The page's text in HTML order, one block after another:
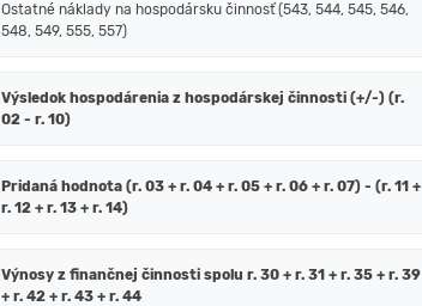
Ostatné náklady na hospodársku činnosť (543, 544, 545, 546,
548, 549, 555, 557)
Výsledok hospodárenia z hospodárskej činnosti (+/-) (r.
02 - r. 10)
Pridaná hodnota (r. 03 + r. 04 + r. 05 + r. 06 + r. 07) - (r. 11 +
r. 12 + r. 13 + r. 14)
Výnosy z finančnej činnosti spolu r. 30 + r. 31 + r. 35 + r. 39
+ r. 42 + r. 43 + r. 44